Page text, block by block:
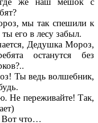
мы так спешили к
его в лесу забыл.
Дедушка Мороз,
останутся без
Ты ведь волшебник,
переживайте! Так,